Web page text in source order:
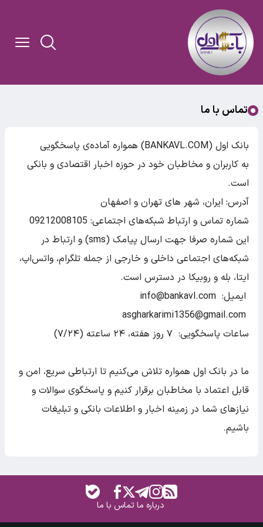
تماس با ما
بانک اول (BANKAVL.COM) همواره آماده‌ی پاسخگویی
به کاربران و مخاطبان خود در حوزه اخبار اقتصادی و بانکی
است.
آدرس: ایران، شهر های تهران و اصفهان
شماره تماس و ارتباط شبکه‌های اجتماعی: 09212008105
این شماره صرفا جهت ارسال پیامک (sms) و ارتباط در
شبکه‌های اجتماعی داخلی و خارجی از جمله تلگرام، واتس‌اپ،
ایتا، بله و روبیکا در دسترس است.
ایمیل: info@bankavl.com
ساعات پاسخگویی: ۷ روز هفته، ۲۴ ساعته (۷/۲۴)
ما در بانک اول همواره تلاش می‌کنیم تا ارتباطی سریع، امن و
قابل اعتماد با مخاطبان برقرار کنیم و پاسخگوی سوالات و
نیازهای شما در زمینه اخبار و اطلاعات بانکی و تبلیغات
باشیم.
درباره ماتماس با ما